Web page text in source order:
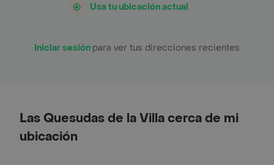
Usa tu ubicación actual
Iniciar sesión para ver tus direcciones recientes
Las Quesudas de la Villa cerca de mi
ubicación